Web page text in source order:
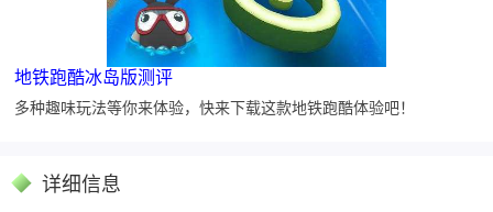
地铁跑酷冰岛版测评
多种趣味玩法等你来体验，快来下载这款地铁跑酷体验吧！
详细信息